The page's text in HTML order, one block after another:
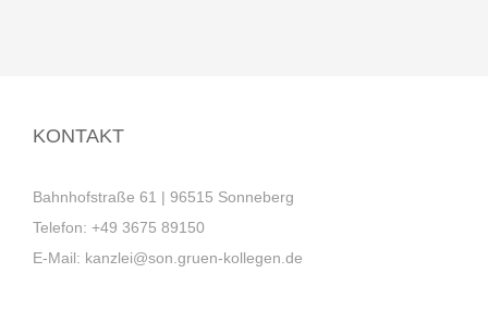
KONTAKT
Bahnhofstraße 61 | 96515 Sonneberg
Telefon: +49 3675 89150
E-Mail: kanzlei@son.gruen-kollegen.de